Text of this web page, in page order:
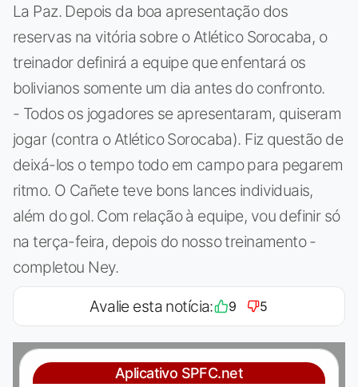
La Paz. Depois da boa apresentação dos
reservas na vitória sobre o Atlético Sorocaba, o
treinador definirá a equipe que enfentará os
bolivianos somente um dia antes do confronto.
- Todos os jogadores se apresentaram, quiseram
jogar (contra o Atlético Sorocaba). Fiz questão de
deixá-los o tempo todo em campo para pegarem
ritmo. O Cañete teve bons lances individuais,
além do gol. Com relação à equipe, vou definir só
na terça-feira, depois do nosso treinamento -
completou Ney.
Avalie esta notícia: 9 5
Aplicativo SPFC.net